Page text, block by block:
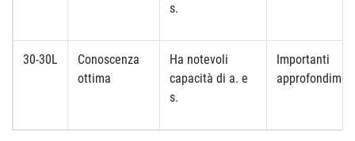
s.
30-30L
Conoscenza
ottima
Ha notevoli
capacità di a. e
s.
Importanti